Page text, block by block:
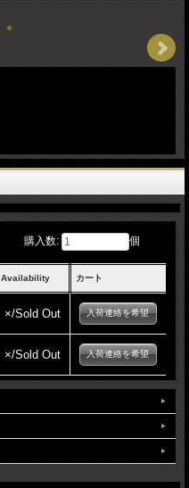
購入数: 個
Availability カート
×/Sold Out 入荷連絡を希望
×/Sold Out 入荷連絡を希望